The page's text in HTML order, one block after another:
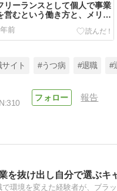
リーランスとして個人で事業
営むという働き方と、メリッ
トとデメリットを解説
前
イト #うつ病 #退職 #
310
報告
を抜け出し自分で選ぶキ